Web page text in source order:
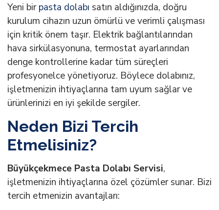
Yeni birpasta dolabı satın aldığınızda, doğru
kurulum cihazın uzun ömürlü ve verimli çalışması
için kritik önem taşır. Elektrik bağlantılarından
hava sirkülasyonuna, termostat ayarlarından
denge kontrollerine kadar tüm süreçleri
profesyonelce yönetiyoruz. Böylece dolabınız,
işletmenizin ihtiyaçlarına tam uyum sağlar ve
ürünlerinizi en iyi şekilde sergiler.
Neden Bizi Tercih
Etmelisiniz?
Büyükçekmece Pasta Dolabı Servisi,
işletmenizin ihtiyaçlarına özel çözümler sunar. Bizi
tercih etmenizin avantajları: